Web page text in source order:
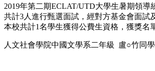
2019年第二期ECLAT/UTD大學生暑期領導
共計3人進行甄選面試，經對方基金會面試
本校共計1名學生獲得公費生資格，獲獎名
人文社會學院中國文學系二年級 盧○竹同學